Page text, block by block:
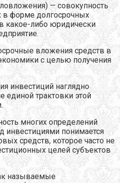
— совокупность
в форме долгосрочных
какое-либо юридически
вложения средств в
с целью получения
инвестиций наглядно
единой трактовки этой
многих определений
инвестициями понимается
средств, которое часто не
целей субъектов
называемые